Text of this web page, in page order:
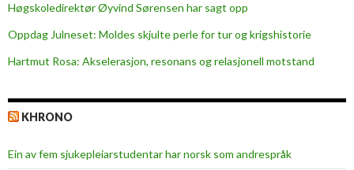
Høgskoledirektør Øyvind Sørensen har sagt opp
Oppdag Julneset: Moldes skjulte perle for tur og krigshistorie
Hartmut Rosa: Akselerasjon, resonans og relasjonell motstand
KHRONO
Ein av fem sjukepleiar­studentar har norsk som andrespråk